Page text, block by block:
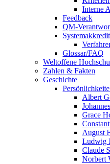
Interne
Feedback
QM-
Glossar/FAQ
Weltoffene
Zahlen & Fakten
Geschichte
Albert
Grace
August
Ludwig
Claude
Norbert